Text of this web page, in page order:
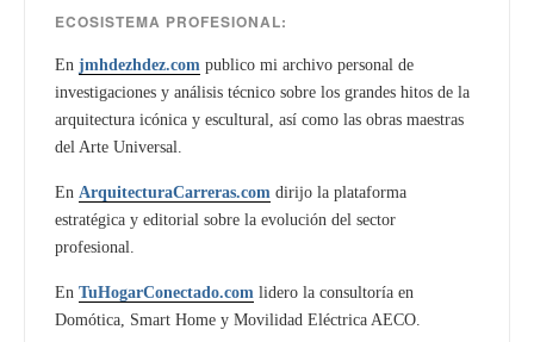
ECOSISTEMA PROFESIONAL:
En jmhdezhdez.com publico mi archivo personal de
investigaciones y análisis técnico sobre los grandes hitos de la
arquitectura icónica y escultural, así como las obras maestras
del Arte Universal.
En ArquitecturaCarreras.com dirijo la plataforma
estratégica y editorial sobre la evolución del sector
profesional.
En TuHogarConectado.com lidero la consultoría en
Domótica, Smart Home y Movilidad Eléctrica AECO.